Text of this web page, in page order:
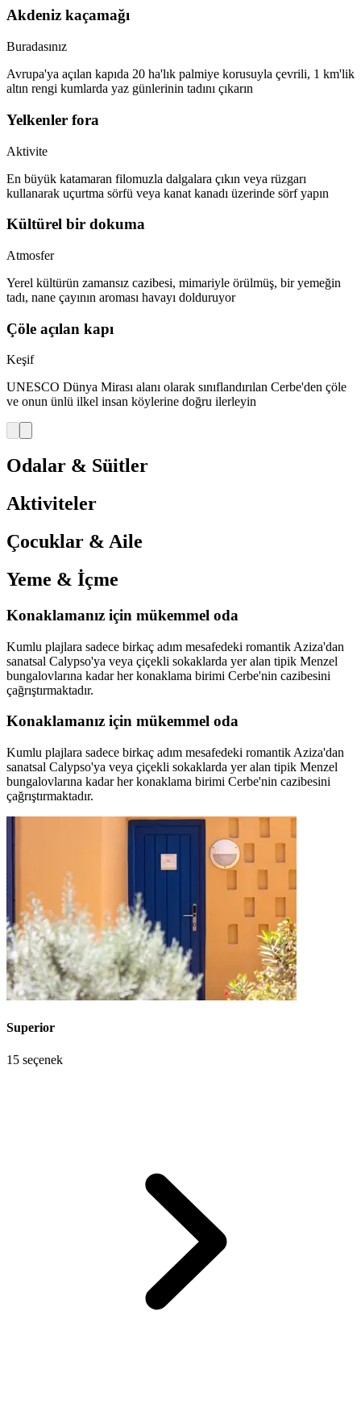
Akdeniz kaçamağı
Buradasınız
Avrupa'ya açılan kapıda 20 ha'lık palmiye korusuyla çevrili, 1 km'lik
altın rengi kumlarda yaz günlerinin tadını çıkarın
Yelkenler fora
Aktivite
En büyük katamaran filomuzla dalgalara çıkın veya rüzgarı
kullanarak uçurtma sörfü veya kanat kanadı üzerinde sörf yapın
Kültürel bir dokuma
Atmosfer
Yerel kültürün zamansız cazibesi, mimariyle örülmüş, bir yemeğin
tadı, nane çayının aroması havayı dolduruyor
Çöle açılan kapı
Keşif
UNESCO Dünya Mirası alanı olarak sınıflandırılan Cerbe'den çöle
ve onun ünlü ilkel insan köylerine doğru ilerleyin
Odalar & Süitler
Aktiviteler
Çocuklar & Aile
Yeme & İçme
Konaklamanız için mükemmel oda
Kumlu plajlara sadece birkaç adım mesafedeki romantik Aziza'dan
sanatsal Calypso'ya veya çiçekli sokaklarda yer alan tipik Menzel
bungalovlarına kadar her konaklama birimi Cerbe'nin cazibesini
çağrıştırmaktadır.
Konaklamanız için mükemmel oda
Kumlu plajlara sadece birkaç adım mesafedeki romantik Aziza'dan
sanatsal Calypso'ya veya çiçekli sokaklarda yer alan tipik Menzel
bungalovlarına kadar her konaklama birimi Cerbe'nin cazibesini
çağrıştırmaktadır.
Superior
15 seçenek